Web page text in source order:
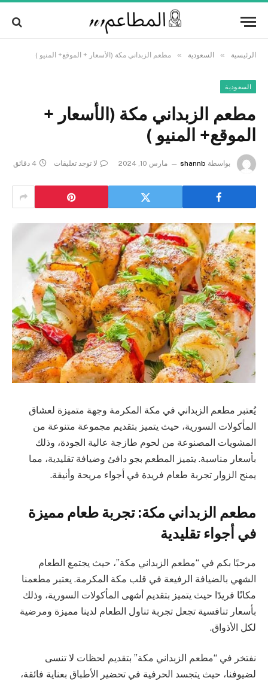
الرئيسية » السعودية » مطعم الزبداني مكة (الأسعار + الموقع+ المنيو )
السعودية
مطعم الزبداني مكة (الأسعار +
الموقع+ المنيو )
بواسطة shannb مارس 10, 2024 لا توجد تعليقات 4 دقائق
يُعتبر مطعم الزبداني في مكة المكرمة وجهة متميزة لعشاق
المأكولات السورية، حيث يتميز بتقديم مجموعة متنوعة من
المشويات المصنوعة من لحوم طازجة عالية الجودة، وذلك
بأسعار مناسبة. يتميز المطعم بجو دافئ وضيافة تقليدية، مما
يمنح الزوار تجربة طعام فريدة في أجواء مريحة وأنيقة.
مطعم الزبداني مكة: تجربة طعام مميزة
في أجواء تقليدية
مرحبًا بكم في “مطعم الزبداني مكة”، حيث يجتمع الطعام
الشهي بالضيافة الرفيعة في قلب مكة المكرمة. يعتبر مطعمنا
مكانًا فريدًا حيث يتميز بتقديم أشهى المأكولات السورية، وذلك
بأسعار تنافسية تجعل تجربة تناول الطعام لدينا مميزة ومرضية
لكل الأذواق.
نفتخر في “مطعم الزبداني مكة” بتقديم لحظات لا تنسى
لضيوفنا، حيث يتجسد الحرفية في تحضير الأطباق بعناية فائقة،
We pay contributors for authorship.
Content may not be reviewed daily.
Gambling, betting, casino, or CBD are not